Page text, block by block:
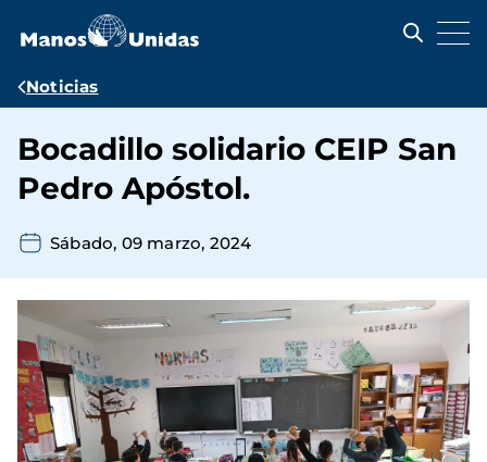
contenido
Ruta
navegación
Noticias
Bocadillo solidario CEIP San
Pedro Apóstol.
Sábado, 09 marzo, 2024